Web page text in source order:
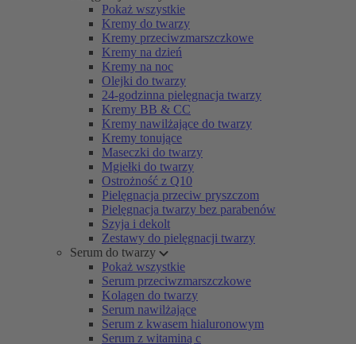
Pokaż wszystkie
Kremy do twarzy
Kremy przeciwzmarszczkowe
Kremy na dzień
Kremy na noc
Olejki do twarzy
24-godzinna pielęgnacja twarzy
Kremy BB & CC
Kremy nawilżające do twarzy
Kremy tonujące
Maseczki do twarzy
Mgiełki do twarzy
Ostrożność z Q10
Pielęgnacja przeciw pryszczom
Pielęgnacja twarzy bez parabenów
Szyja i dekolt
Zestawy do pielęgnacji twarzy
Serum do twarzy
Pokaż wszystkie
Serum przeciwzmarszczkowe
Kolagen do twarzy
Serum nawilżające
Serum z kwasem hialuronowym
Serum z witaminą c